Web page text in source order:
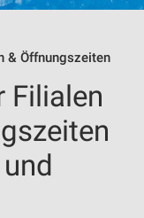
& Öffnungszeiten
Filialen